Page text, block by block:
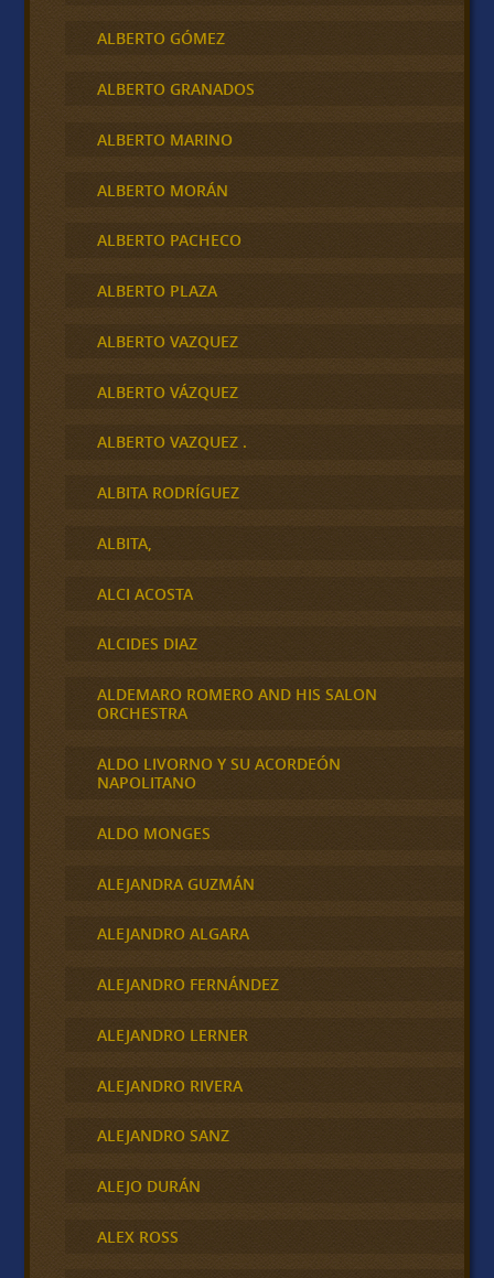
ALBERTO GÓMEZ
ALBERTO GRANADOS
ALBERTO MARINO
ALBERTO MORÁN
ALBERTO PACHECO
ALBERTO PLAZA
ALBERTO VAZQUEZ
ALBERTO VÁZQUEZ
ALBERTO VAZQUEZ .
ALBITA RODRÍGUEZ
ALBITA,
ALCI ACOSTA
ALCIDES DIAZ
ALDEMARO ROMERO AND HIS SALON
ORCHESTRA
ALDO LIVORNO Y SU ACORDEÓN
NAPOLITANO
ALDO MONGES
ALEJANDRA GUZMÁN
ALEJANDRO ALGARA
ALEJANDRO FERNÁNDEZ
ALEJANDRO LERNER
ALEJANDRO RIVERA
ALEJANDRO SANZ
ALEJO DURÁN
ALEX ROSS